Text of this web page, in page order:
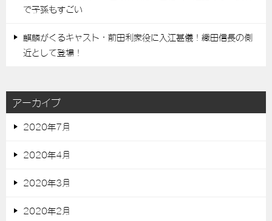
で子孫もすごい
麒麟がくるキャスト・前田利家役に入江甚儀！織田信長の側
近として登場！
アーカイブ
2020年7月
2020年4月
2020年3月
2020年2月